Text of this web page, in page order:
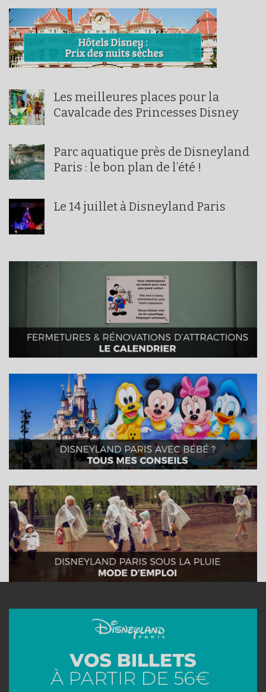
Les meilleures places pour la
Cavalcade des Princesses Disney
Parc aquatique près de Disneyland
Paris : le bon plan de l’été !
Le 14 juillet à Disneyland Paris